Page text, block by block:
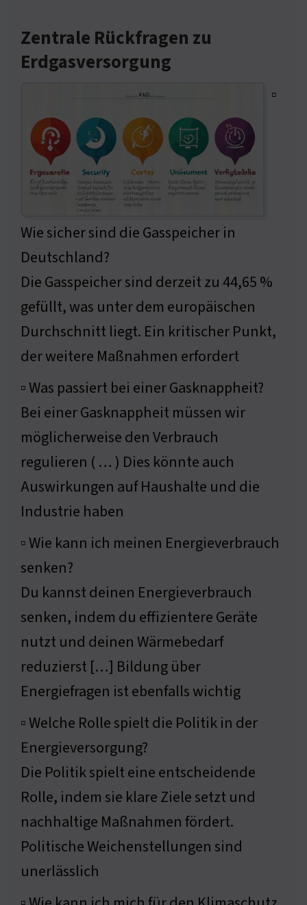
Zentrale Rückfragen zu
Erdgasversorgung
▫
Wie sicher sind die Gasspeicher in
Deutschland?
Die Gasspeicher sind derzeit zu 44,65 %
gefüllt, was unter dem europäischen
Durchschnitt liegt. Ein kritischer Punkt,
der weitere Maßnahmen erfordert
▫ Was passiert bei einer Gasknappheit?
Bei einer Gasknappheit müssen wir
möglicherweise den Verbrauch
regulieren ( … ) Dies könnte auch
Auswirkungen auf Haushalte und die
Industrie haben
▫ Wie kann ich meinen Energieverbrauch
senken?
Du kannst deinen Energieverbrauch
senken, indem du effizientere Geräte
nutzt und deinen Wärmebedarf
reduzierst […] Bildung über
Energiefragen ist ebenfalls wichtig
▫ Welche Rolle spielt die Politik in der
Energieversorgung?
Die Politik spielt eine entscheidende
Rolle, indem sie klare Ziele setzt und
nachhaltige Maßnahmen fördert.
Politische Weichenstellungen sind
unerlässlich